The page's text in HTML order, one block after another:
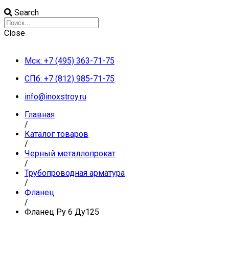
Search
Close
Мск: +7 (495) 363-71-75
СПб: +7 (812) 985-71-75
info@inoxstroy.ru
Главная
/
Каталог товаров
/
Черный металлопрокат
/
Трубопроводная арматура
/
Фланец
/
Фланец Ру 6 Ду125